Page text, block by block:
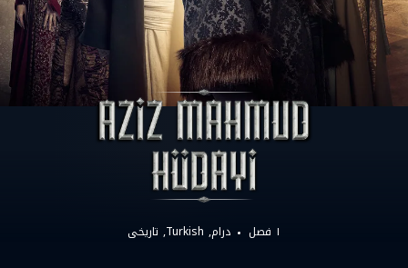
۱ فصل درام Turkish تاریخی